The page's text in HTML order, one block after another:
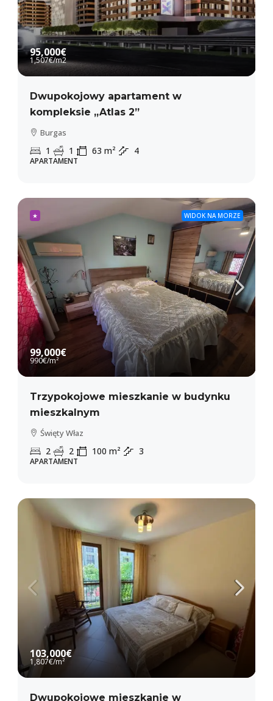
95,000€
1,507€/m2
Dwupokojowy apartament w
kompleksie „Atlas 2”
Burgas
1 1 63 m² 4
APARTAMENT
★ WIDOK NA MORZE
99,000€
990€/m²
Trzypokojowe mieszkanie w budynku
mieszkalnym
Święty Właz
2 2 100 m² 3
APARTAMENT
103,000€
1,807€/m²
Dwupokojowe mieszkanie w